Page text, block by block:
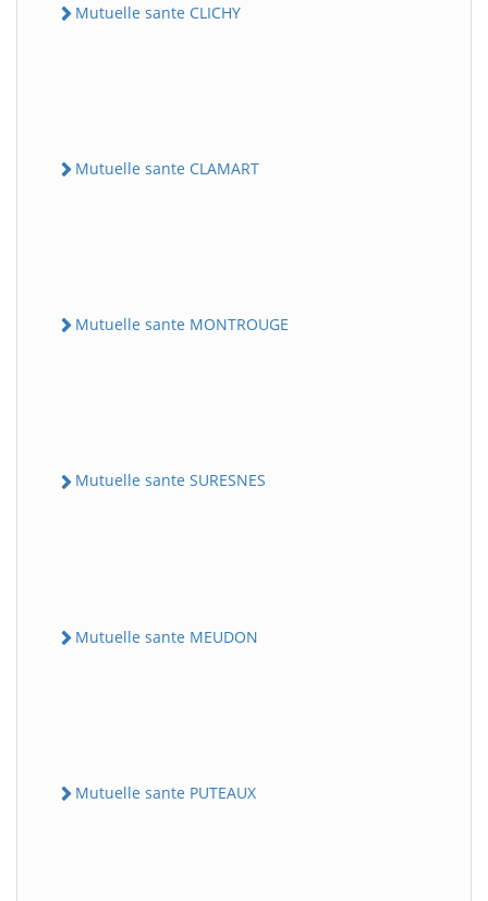
Mutuelle sante CLICHY
Mutuelle sante CLAMART
Mutuelle sante MONTROUGE
Mutuelle sante SURESNES
Mutuelle sante MEUDON
Mutuelle sante PUTEAUX